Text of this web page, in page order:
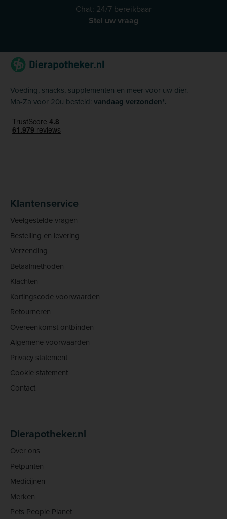
Chat: 24/7 bereikbaar
Stel uw vraag
Voeding, snacks, supplementen en meer voor uw dier.
Ma-Za voor 20u besteld: vandaag verzonden*.
Klantenservice
Veelgestelde vragen
Bestelling en levering
Verzending
Betaalmethoden
Klachten
Kortingscode voorwaarden
Retourneren
Overeenkomst ontbinden
Algemene voorwaarden
Privacy statement
Cookie statement
Contact
Dierapotheker.nl
Over ons
Petpunten
Medicijnen
Merken
Pets People Planet